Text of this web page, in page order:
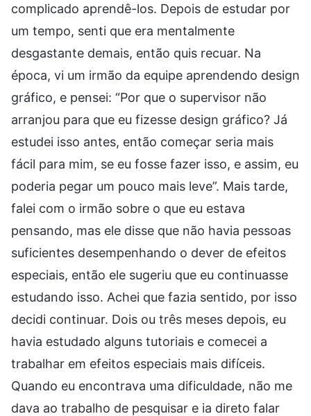
complicado aprendê-los. Depois de estudar por
um tempo, senti que era mentalmente
desgastante demais, então quis recuar. Na
época, vi um irmão da equipe aprendendo design
gráfico, e pensei: “Por que o supervisor não
arranjou para que eu fizesse design gráfico? Já
estudei isso antes, então começar seria mais
fácil para mim, se eu fosse fazer isso, e assim, eu
poderia pegar um pouco mais leve”. Mais tarde,
falei com o irmão sobre o que eu estava
pensando, mas ele disse que não havia pessoas
suficientes desempenhando o dever de efeitos
especiais, então ele sugeriu que eu continuasse
estudando isso. Achei que fazia sentido, por isso
decidi continuar. Dois ou três meses depois, eu
havia estudado alguns tutoriais e comecei a
trabalhar em efeitos especiais mais difíceis.
Quando eu encontrava uma dificuldade, não me
dava ao trabalho de pesquisar e ia direto falar